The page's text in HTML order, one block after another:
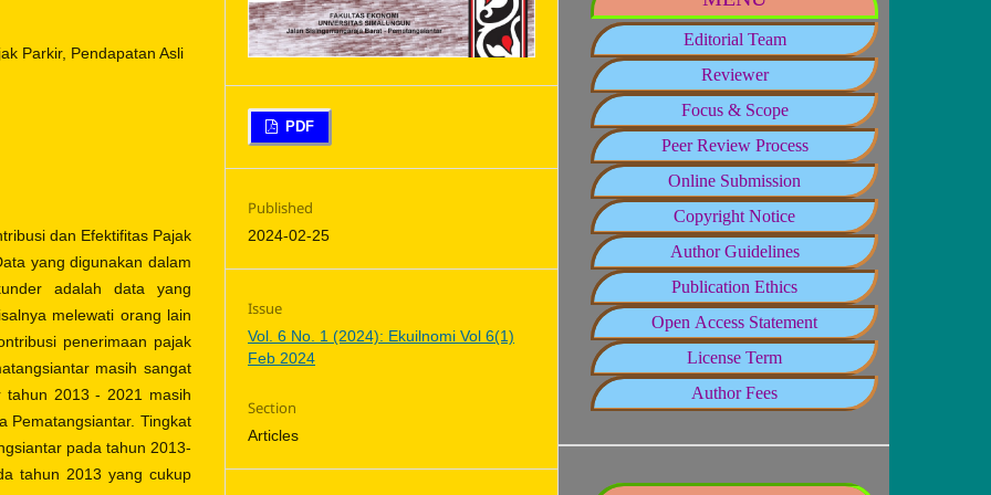
Parkir, Pendapatan Asli
dan Efektifitas Pajak
yang digunakan dalam
adalah data yang
melewati orang lain
penerimaan pajak
masih sangat
tahun 2013 - 2021 masih
Pematangsiantar. Tingkat
pada tahun 2013-
tahun 2013 yang cukup
PDF
Published
2024-02-25
Issue
Vol. 6 No. 1 (2024): Ekuilnomi Vol 6(1)
Feb 2024
Section
Articles
Editorial Team
Reviewer
Focus & Scope
Peer Review Process
Online Submission
Copyright Notice
Author Guidelines
Publication Ethics
Open Access Statement
License Term
Author Fees